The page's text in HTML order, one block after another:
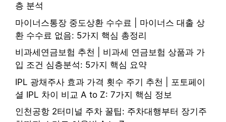
층 분석
마이너스통장 중도상환 수수료 | 마이너스 대출 상
환 수수료 없음: 5가지 핵심 총정리
비과세연금보험 추천 | 비과세 연금보험 상품과 가
입 조건 심층분석: 5가지 핵심 요약
IPL 광채주사 효과 가격 횟수 주기 추천 | 포토페이
셜 IPL 차이 비교 A to Z: 7가지 핵심 정보
인천공항 2터미널 주차 꿀팁: 주차대행부터 장기주